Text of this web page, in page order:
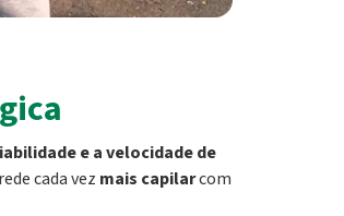
e a velocidade de
cada vez mais capilarcom